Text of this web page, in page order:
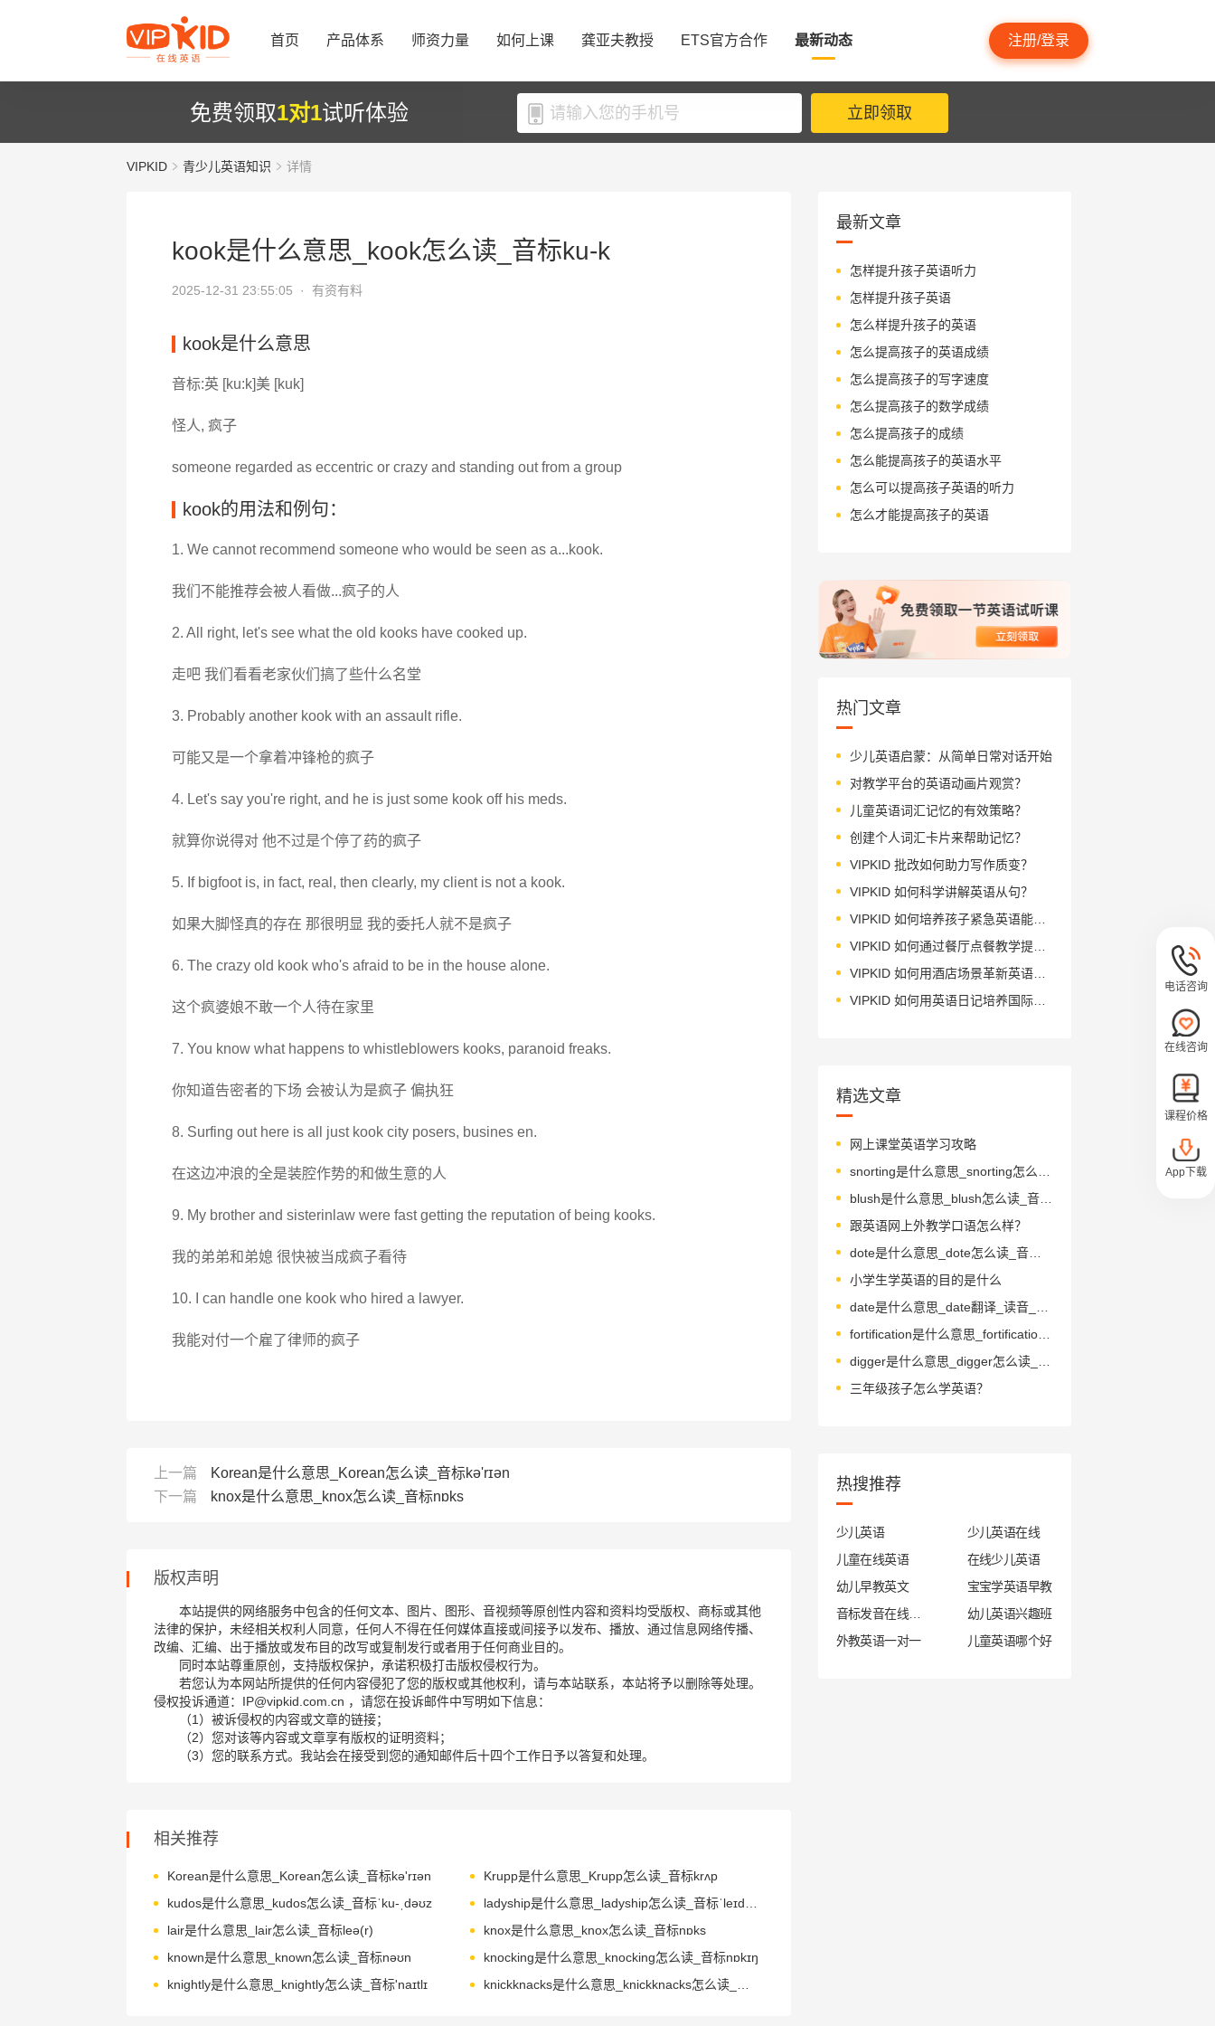
首页 产品体系 师资力量 如何上课 龚亚夫教授 ETS官方合作 最新动态 注册/登录
免费领取1对1试听体验 立即领取
VIPKID 青少儿英语知识 详情
kook是什么意思_kook怎么读_音标ku-k
2025-12-31 23:55:05 · 有资有料
kook是什么意思
音标:英 [ku:k]美 [kuk]
怪人, 疯子
someone regarded as eccentric or crazy and standing out from a group
kook的用法和例句：
1. We cannot recommend someone who would be seen as a...kook.
我们不能推荐会被人看做...疯子的人
2. All right, let's see what the old kooks have cooked up.
走吧 我们看看老家伙们搞了些什么名堂
3. Probably another kook with an assault rifle.
可能又是一个拿着冲锋枪的疯子
4. Let's say you're right, and he is just some kook off his meds.
就算你说得对 他不过是个停了药的疯子
5. If bigfoot is, in fact, real, then clearly, my client is not a kook.
如果大脚怪真的存在 那很明显 我的委托人就不是疯子
6. The crazy old kook who's afraid to be in the house alone.
这个疯婆娘不敢一个人待在家里
7. You know what happens to whistleblowers kooks, paranoid freaks.
你知道告密者的下场 会被认为是疯子 偏执狂
8. Surfing out here is all just kook city posers, busines en.
在这边冲浪的全是装腔作势的和做生意的人
9. My brother and sisterinlaw were fast getting the reputation of being kooks.
我的弟弟和弟媳 很快被当成疯子看待
10. I can handle one kook who hired a lawyer.
我能对付一个雇了律师的疯子
上一篇
Korean是什么意思_Korean怎么读_音标kə'rɪən
下一篇
knox是什么意思_knox怎么读_音标nɒks
版权声明
本站提供的网络服务中包含的任何文本、图片、图形、音视频等原创性内容和资料均受版权、商标或其他
法律的保护，未经相关权利人同意，任何人不得在任何媒体直接或间接予以发布、播放、通过信息网络传播、
改编、汇编、出于播放或发布目的改写或复制发行或者用于任何商业目的。
同时本站尊重原创，支持版权保护，承诺积极打击版权侵权行为。
若您认为本网站所提供的任何内容侵犯了您的版权或其他权利，请与本站联系，本站将予以删除等处理。
侵权投诉通道：IP@vipkid.com.cn ，请您在投诉邮件中写明如下信息：
（1）被诉侵权的内容或文章的链接；
（2）您对该等内容或文章享有版权的证明资料；
（3）您的联系方式。我站会在接受到您的通知邮件后十四个工作日予以答复和处理。
相关推荐
Korean是什么意思_Korean怎么读_音标kə'rɪən
Krupp是什么意思_Krupp怎么读_音标krʌp
kudos是什么意思_kudos怎么读_音标ˈku-ˌdəʊz
lair是什么意思_lair怎么读_音标leə(r)
knox是什么意思_knox怎么读_音标nɒks
known是什么意思_known怎么读_音标nəʊn
knocking是什么意思_knocking怎么读_音标nɒkɪŋ
knightly是什么意思_knightly怎么读_音标'naɪtlɪ
最新文章
怎样提升孩子英语听力
怎样提升孩子英语
怎么样提升孩子的英语
怎么提高孩子的英语成绩
怎么提高孩子的写字速度
怎么提高孩子的数学成绩
怎么提高孩子的成绩
怎么能提高孩子的英语水平
怎么可以提高孩子英语的听力
怎么才能提高孩子的英语
热门文章
少儿英语启蒙：从简单日常对话开始
对教学平台的英语动画片观赏？
儿童英语词汇记忆的有效策略？
创建个人词汇卡片来帮助记忆？
VIPKID 批改如何助力写作质变？
VIPKID 如何科学讲解英语从句？
VIPKID 如何培养孩子紧急英语能力？
VIPKID 如何通过餐厅点餐教学提升少儿英语应用能力？
VIPKID 如何用酒店场景革新英语教学？
VIPKID 如何用英语日记培养国际化人才？
精选文章
网上课堂英语学习攻略
blush是什么意思_blush怎么读_音标blʌʃ
跟英语网上外教学口语怎么样？
dote是什么意思_dote怎么读_音标dəʊt
小学生学英语的目的是什么
fortification是什么意思_fortification怎么读_音标ˌfɔ-tɪfɪˈkeɪʃn
三年级孩子怎么学英语？
热搜推荐
少儿英语
少儿英语在线
儿童在线英语
在线少儿英语
幼儿早教英文
宝宝学英语早教
幼儿英语兴趣班
外教英语一对一
儿童英语哪个好
电话咨询
在线咨询
课程价格
App下载